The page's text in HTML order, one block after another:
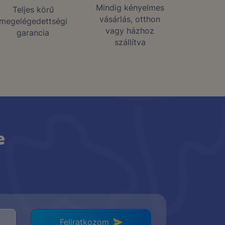
Teljes körű
garancia
Mindig kényelmes
vásárlás, otthon
vagy házhoz
szállítva
Feliratkozom